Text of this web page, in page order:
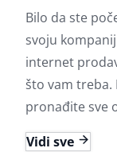
Bilo da ste
svoju
internet
što vam treba.
pronađite sve
Vidi sve